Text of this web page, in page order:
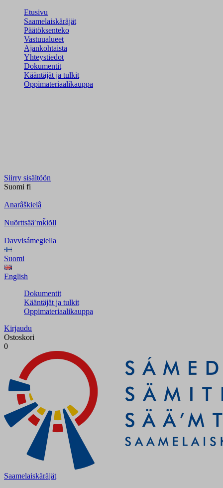
Etusivu
Saamelaiskäräjät
Päätöksenteko
Vastuualueet
Ajankohtaista
Yhteystiedot
Dokumentit
Kääntäjät ja tulkit
Oppimateriaalikauppa
Siirry sisältöön
Suomi fi
Anarâškielâ
Nuõrttsääʹmǩiõll
Davvisámegiella
Suomi
English
Dokumentit
Kääntäjät ja tulkit
Oppimateriaalikauppa
Kirjaudu
Ostoskori
0
Saamelaiskäräjät